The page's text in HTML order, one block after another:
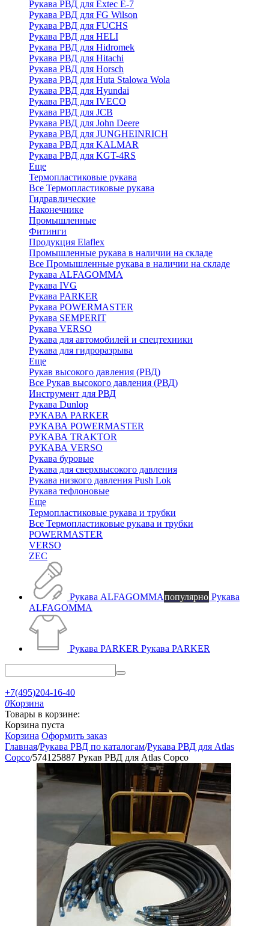
Рукава РВД для Extec E-7
Рукава РВД для FG Wilson
Рукава РВД для FUCHS
Рукава РВД для HELI
Рукава РВД для Hidromek
Рукава РВД для Hitachi
Рукава РВД для Horsch
Рукава РВД для Huta Stalowa Wola
Рукава РВД для Hyundai
Рукава РВД для IVECO
Рукава РВД для JCB
Рукава РВД для John Deere
Рукава РВД для JUNGHEINRICH
Рукава РВД для KALMAR
Рукава РВД для KGT-4RS
Еще
Термопластиковые рукава
Все Термопластиковые рукава
Гидравлические
Наконечнике
Промышленные
Фитинги
Продукция Elaflex
Промышленные рукава в наличии на складе
Все Промышленные рукава в наличии на складе
Рукава ALFAGOMMA
Рукава IVG
Рукава PARKER
Рукава POWERMASTER
Рукава SEMPERIT
Рукава VERSO
Рукава для автомобилей и спецтехники
Рукава для гидроразрыва
Еще
Рукав высокого давления (РВД)
Все Рукав высокого давления (РВД)
Инструмент для РВД
Рукава Dunlop
РУКАВА PARKER
РУКАВА POWERMASTER
РУКАВА TRAKTOR
РУКАВА VERSO
Рукава буровые
Рукава для сверхвысокого давления
Рукава низкого давления Push Lok
Рукава тефлоновые
Еще
Термопластиковые рукава и трубки
Все Термопластиковые рукава и трубки
POWERMASTER
VERSO
ZEC
Рукава ALFAGOMMAпопулярно Рукава
ALFAGOMMA
Рукава PARKER Рукава PARKER
+7(495)204-16-40
0Корзина
Товары в корзине:
Корзина пуста
Корзина Оформить заказ
Главная/Рукава РВД по каталогам/Рукава РВД для Atlas
Copco/574125887 Рукав РВД для Atlas Copco